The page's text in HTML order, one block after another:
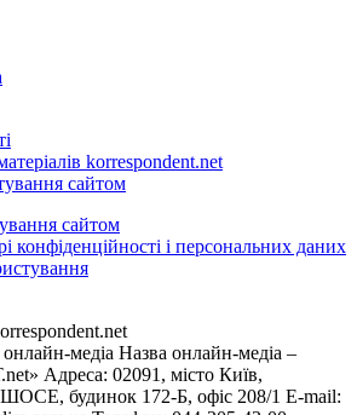
korrespondent.net
сайтом
сайтом
конфіденційності і персональних даних
медіа Назва онлайн-медіа –
Адреса: 02091, місто Київ,
будинок 172-Б, офіс 208/1 E-mail: